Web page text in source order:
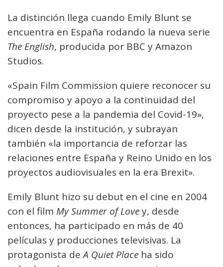
La distinción llega cuando Emily Blunt se
encuentra en España rodando la nueva serie
The English, producida por BBC y Amazon
Studios.
«Spain Film Commission quiere reconocer su
compromiso y apoyo a la continuidad del
proyecto pese a la pandemia del Covid-19»,
dicen desde la institución, y subrayan
también «la importancia de reforzar las
relaciones entre España y Reino Unido en los
proyectos audiovisuales en la era Brexit».
Emily Blunt hizo su debut en el cine en 2004
con el film My Summer of Lovey, desde
entonces, ha participado en más de 40
películas y producciones televisivas. La
protagonista deA Quiet Place ha sido